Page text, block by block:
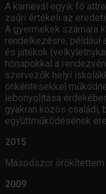
A karnevál egyik fő
zsűri értékeli az
A gyermekek számára
rendelkezésre,
és játékok
hónapokkal a
szervezők helyi
önkéntesekkel
lebonyolítása
gyakran közös családi,
együttműködésének
2015
Másodszor örökítettem
2009